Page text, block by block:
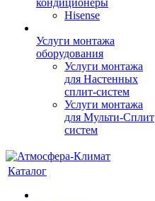
кондиционеры
Hisense
Услуги монтажа
оборудования
Услуги монтажа
для Настенных
сплит-систем
Услуги монтажа
для Мульти-Сплит
систем
Каталог